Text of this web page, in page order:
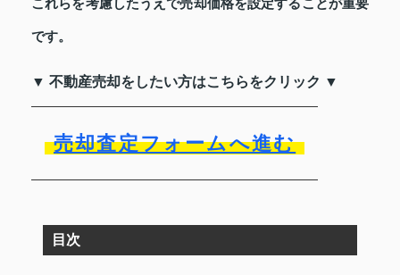
これらを考慮したうえで売却価格を設定することが重要
です。
▼ 不動産売却をしたい方はこちらをクリック ▼
売却査定フォームへ進む
目次